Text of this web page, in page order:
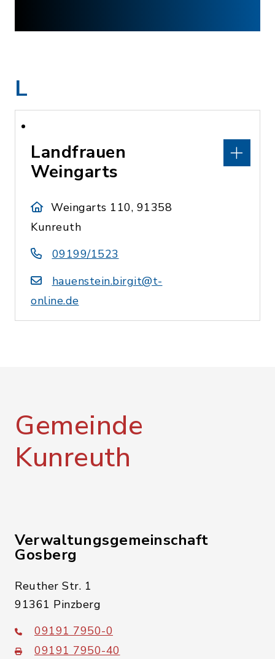
L
Landfrauen
Weingarts
Weingarts 110, 91358
Kunreuth
09199/1523
hauenstein.birgit@t-
online.de
Gemeinde
Kunreuth
Verwaltungsgemeinschaft
Gosberg
Reuther Str. 1
91361 Pinzberg
09191 7950-0
09191 7950-40